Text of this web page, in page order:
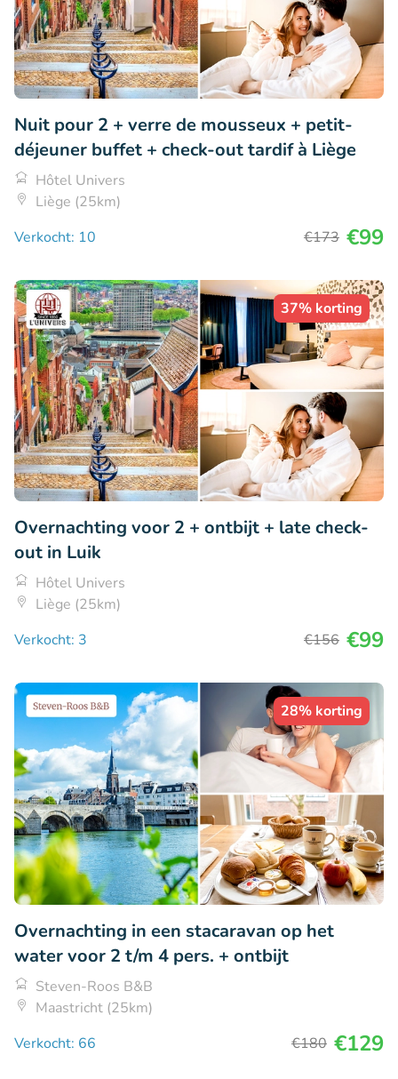
Nuit pour 2 + verre de mousseux + petit-
déjeuner buffet + check-out tardif à Liège
Hôtel Univers
Liège (25km)
Verkocht: 10
€173 €99
37% korting
Overnachting voor 2 + ontbijt + late check-
out in Luik
Hôtel Univers
Liège (25km)
Verkocht: 3
€156 €99
28% korting
Overnachting in een stacaravan op het
water voor 2 t/m 4 pers. + ontbijt
Steven-Roos B&B
Maastricht (25km)
Verkocht: 66
€180 €129